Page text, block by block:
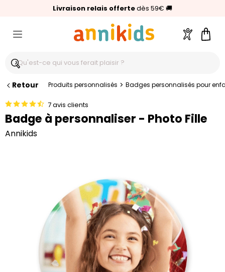
Livraison relais offertedès 59€ 🚚
🥇Palmarès Capital 2025 :Annikids N°1
⭐⭐⭐⭐⭐4,6/5(24 000 avis clients)
Compte
Retour Produits personnalisés > Badges personnalisés pour
7 avis clients
Badge à personnaliser - Photo Fille
Annikids